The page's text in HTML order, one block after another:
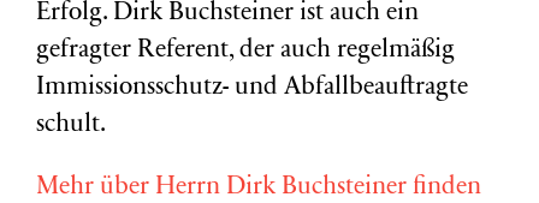
Erfolg. Dirk Buchsteiner ist auch ein
gefragter Referent, der auch regelmäßig
Immissionsschutz- und Abfallbeauftragte
schult.
Mehr über Herrn Dirk Buchsteiner finden